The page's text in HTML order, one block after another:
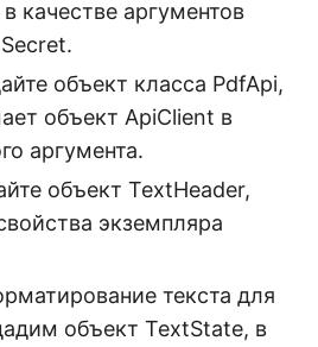
качестве аргументов
объект класса PdfApi,
объект ApiClient в
аргумента.
объект TextHeader,
экземпляра
текста для
объект TextState, в